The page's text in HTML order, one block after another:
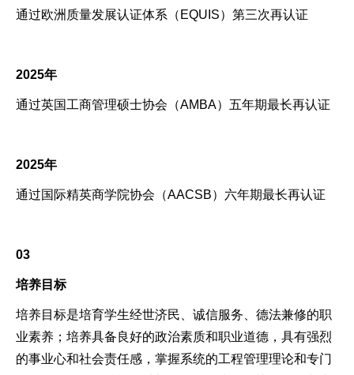
通过欧洲质量发展认证体系（EQUIS）第三次再认证
2025年
通过英国工商管理硕士协会（AMBA）五年期最长再认证
2025年
通过国际精英商学院协会（AACSB）六年期最长再认证
03
培养目标
培养目标是培育学生经世济民、诚信服务、德法兼修的职
业素养；培养具备良好的政治素质和职业道德，具有强烈
的事业心和社会责任感，掌握系统的工程管理理论和专门